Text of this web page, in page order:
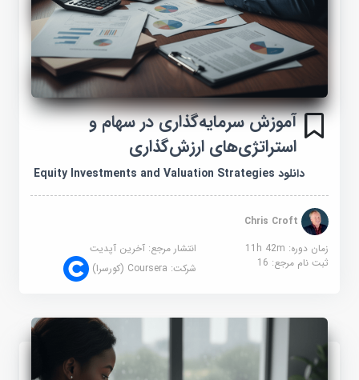
آموزش سرمایه‌گذاری در سهام و
استراتژی‌های ارزش‌گذاری
دانلود Equity Investments and Valuation Strategies
Chris Croft
زمان دوره: 11h 42m
انتشار مرجع:آخرین آپدیت
ثبت نام مرجع:16 شرکت:Coursera (کورسرا)